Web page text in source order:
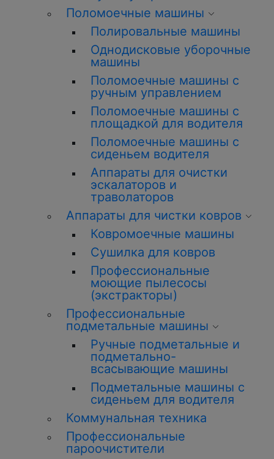
Поломоечные машины
Полировальные машины
Однодисковые уборочные
машины
Поломоечные машины с
ручным управлением
Поломоечные машины с
площадкой для водителя
Поломоечные машины с
сиденьем водителя
Аппараты для очистки
эскалаторов и
траволаторов
Аппараты для чистки ковров
Ковромоечные машины
Сушилка для ковров
Профессиональные
моющие пылесосы
(экстракторы)
Профессиональные
подметальные машины
Ручные подметальные и
подметально-
всасывающие машины
Подметальные машины с
сиденьем для водителя
Коммунальная техника
Профессиональные
пароочистители